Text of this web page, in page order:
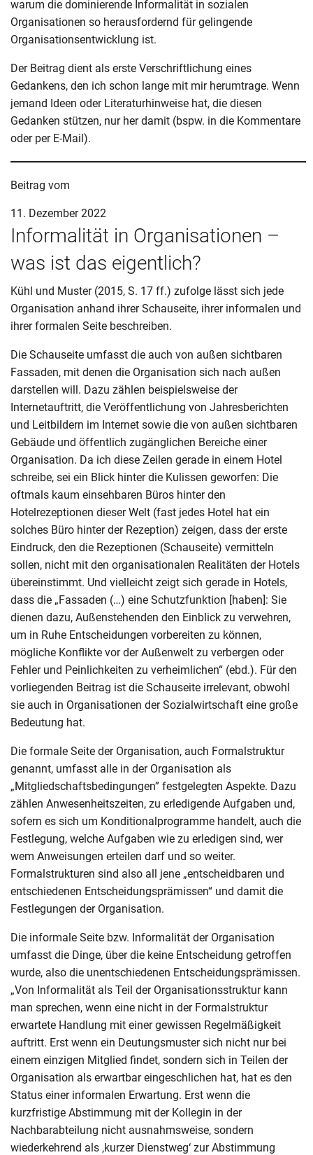
warum die dominierende Informalität in sozialen
Organisationen so herausfordernd für gelingende
Organisationsentwicklung ist.
Der Beitrag dient als erste Verschriftlichung eines
Gedankens, den ich schon lange mit mir herumtrage. Wenn
jemand Ideen oder Literaturhinweise hat, die diesen
Gedanken stützen, nur her damit (bspw. in die Kommentare
oder per E-Mail).
Beitrag vom
11. Dezember 2022
Informalität in Organisationen –
was ist das eigentlich?
Kühl und Muster (2015, S. 17 ff.) zufolge lässt sich jede
Organisation anhand ihrer Schauseite, ihrer informalen und
ihrer formalen Seite beschreiben.
Die Schauseite umfasst die auch von außen sichtbaren
Fassaden, mit denen die Organisation sich nach außen
darstellen will. Dazu zählen beispielsweise der
Internetauftritt, die Veröffentlichung von Jahresberichten
und Leitbildern im Internet sowie die von außen sichtbaren
Gebäude und öffentlich zugänglichen Bereiche einer
Organisation. Da ich diese Zeilen gerade in einem Hotel
schreibe, sei ein Blick hinter die Kulissen geworfen: Die
oftmals kaum einsehbaren Büros hinter den
Hotelrezeptionen dieser Welt (fast jedes Hotel hat ein
solches Büro hinter der Rezeption) zeigen, dass der erste
Eindruck, den die Rezeptionen (Schauseite) vermitteln
sollen, nicht mit den organisationalen Realitäten der Hotels
übereinstimmt. Und vielleicht zeigt sich gerade in Hotels,
dass die „Fassaden (…) eine Schutzfunktion [haben]: Sie
dienen dazu, Außenstehenden den Einblick zu verwehren,
um in Ruhe Entscheidungen vorbereiten zu können,
mögliche Konflikte vor der Außenwelt zu verbergen oder
Fehler und Peinlichkeiten zu verheimlichen“ (ebd.). Für den
vorliegenden Beitrag ist die Schauseite irrelevant, obwohl
sie auch in Organisationen der Sozialwirtschaft eine große
Bedeutung hat.
Die formale Seite der Organisation, auch Formalstruktur
genannt, umfasst alle in der Organisation als
„Mitgliedschaftsbedingungen” festgelegten Aspekte. Dazu
zählen Anwesenheitszeiten, zu erledigende Aufgaben und,
sofern es sich um Konditionalprogramme handelt, auch die
Festlegung, welche Aufgaben wie zu erledigen sind, wer
wem Anweisungen erteilen darf und so weiter.
Formalstrukturen sind also all jene „entscheidbaren und
entschiedenen Entscheidungsprämissen“ und damit die
Festlegungen der Organisation.
Die informale Seite bzw. Informalität der Organisation
umfasst die Dinge, über die keine Entscheidung getroffen
wurde, also die unentschiedenen Entscheidungsprämissen.
„Von Informalität als Teil der Organisationsstruktur kann
man sprechen, wenn eine nicht in der Formalstruktur
erwartete Handlung mit einer gewissen Regelmäßigkeit
auftritt. Erst wenn ein Deutungsmuster sich nicht nur bei
einem einzigen Mitglied findet, sondern sich in Teilen der
Organisation als erwartbar eingeschlichen hat, hat es den
Status einer informalen Erwartung. Erst wenn die
kurzfristige Abstimmung mit der Kollegin in der
Nachbarabteilung nicht ausnahmsweise, sondern
wiederkehrend als ‚kurzer Dienstweg‘ zur Abstimmung